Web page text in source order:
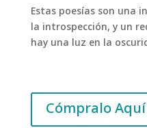
Estas poesías son una
la introspección, y un
hay una luz en la
Cómpralo Aquí